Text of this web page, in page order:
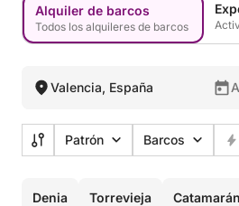
Alquiler de barcos
Todos los alquileres de barcos
Valencia, España
Patrón Barcos
Denia Torrevieja